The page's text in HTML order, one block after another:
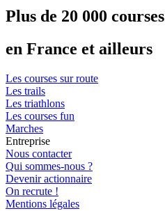
Plus de 20 000 courses
en France et ailleurs
Les courses sur route
Les trails
Les triathlons
Les courses fun
Marches
Entreprise
Nous contacter
Qui sommes-nous ?
Devenir actionnaire
On recrute !
Mentions légales